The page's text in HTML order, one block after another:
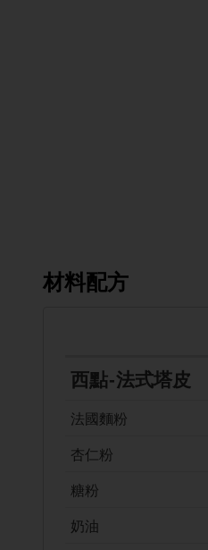
材料配方
西點-法式塔皮
法國麵粉
杏仁粉
糖粉
奶油